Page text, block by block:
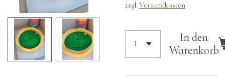
zzgl. Versandkosten
In den
Warenkorb